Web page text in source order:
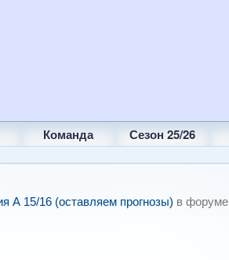
Команда Сезон 25/26
А 15/16 (оставляем прогнозы) в форуме